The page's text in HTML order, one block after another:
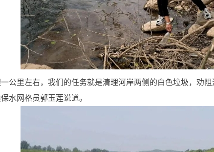
公里左右，我们的任务就是清理河岸两侧的白色垃圾，劝
水网格员郭玉莲说道。